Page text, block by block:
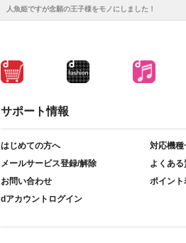
人魚姫ですが念願の王子様をモノにしました！
サポート情報
はじめての方へ
対応機種
メールサービス登録/解除
よくある
お問い合わせ
ポイント
dアカウントログイン